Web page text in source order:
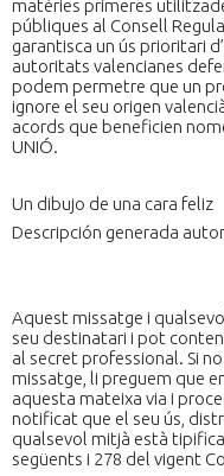
matèries primeres
públiques al Consell
garantisca un ús prioritari
autoritats valencianes
podem permetre que un
ignore el seu origen
acords que beneficien
UNIÓ.
Un dibujo de una cara feliz
Descripción generada
Aquest missatge i
seu destinatari i pot
al secret professional. Si
missatge, li preguem que
aquesta mateixa via i
notificat que el seu ús,
qualsevol mitjà està
següents i 278 del vigent